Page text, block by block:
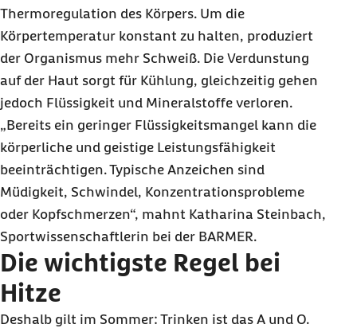
Thermoregulation des Körpers. Um die
Körpertemperatur konstant zu halten, produziert
der Organismus mehr Schweiß. Die Verdunstung
auf der Haut sorgt für Kühlung, gleichzeitig gehen
jedoch Flüssigkeit und Mineralstoffe verloren.
„Bereits ein geringer Flüssigkeitsmangel kann die
körperliche und geistige Leistungsfähigkeit
beeinträchtigen. Typische Anzeichen sind
Müdigkeit, Schwindel, Konzentrationsprobleme
oder Kopfschmerzen“, mahnt Katharina Steinbach,
Sportwissenschaftlerin bei der BARMER.
Die wichtigste Regel bei
Hitze
Deshalb gilt im Sommer: Trinken ist das A und O.